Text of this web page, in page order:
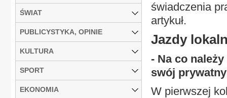
świadczenia
artykuł.
Jazdy
- Na co
swój
W pierwszej
ŚWIAT
PUBLICYSTYKA, OPINIE
KULTURA
SPORT
EKONOMIA